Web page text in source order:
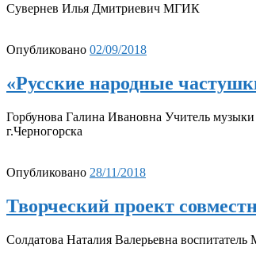
Сувернев Илья Дмитриевич МГИК
Опубликовано 02/09/2018
«Русские народные
Горбунова Галина Ивановна Учитель
г.Черногорска
Опубликовано 28/11/2018
Творческий проект
Солдатова Наталия Валерьевна